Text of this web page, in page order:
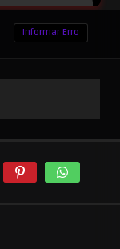
Informar Erro